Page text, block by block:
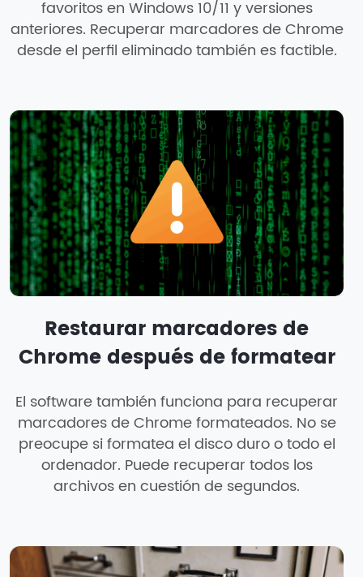
favoritos en Windows 10/11 y versiones
anteriores. Recuperar marcadores de Chrome
desde el perfil eliminado también es factible.
Restaurar marcadores de
Chrome después de formatear
El software también funciona para recuperar
marcadores de Chrome formateados. No se
preocupe si formatea el disco duro o todo el
ordenador. Puede recuperar todos los
archivos en cuestión de segundos.